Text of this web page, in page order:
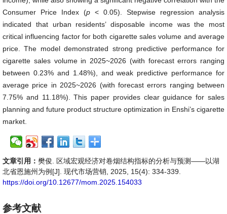
Consumer Price Index (p < 0.05). Stepwise regression analysis
indicated that urban residents’ disposable income was the most
critical influencing factor for both cigarette sales volume and average
price. The model demonstrated strong predictive performance for
cigarette sales volume in 2025~2026 (with forecast errors ranging
between 0.23% and 1.48%), and weak predictive performance for
average price in 2025~2026 (with forecast errors ranging between
7.75% and 11.18%). This paper provides clear guidance for sales
planning and future product structure optimization in Enshi’s cigarette
market.
文章引用： 樊俊. 区域宏观经济对卷烟结构指标的分析与预测——以湖
北省恩施州为例[J]. 现代市场营销, 2025, 15(4): 334-339.
https://doi.org/10.12677/mom.2025.154033
参考文献